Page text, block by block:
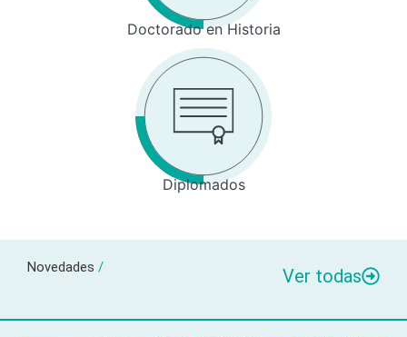
Doctorado en Historia
Diplomados
Novedades / Ver todas